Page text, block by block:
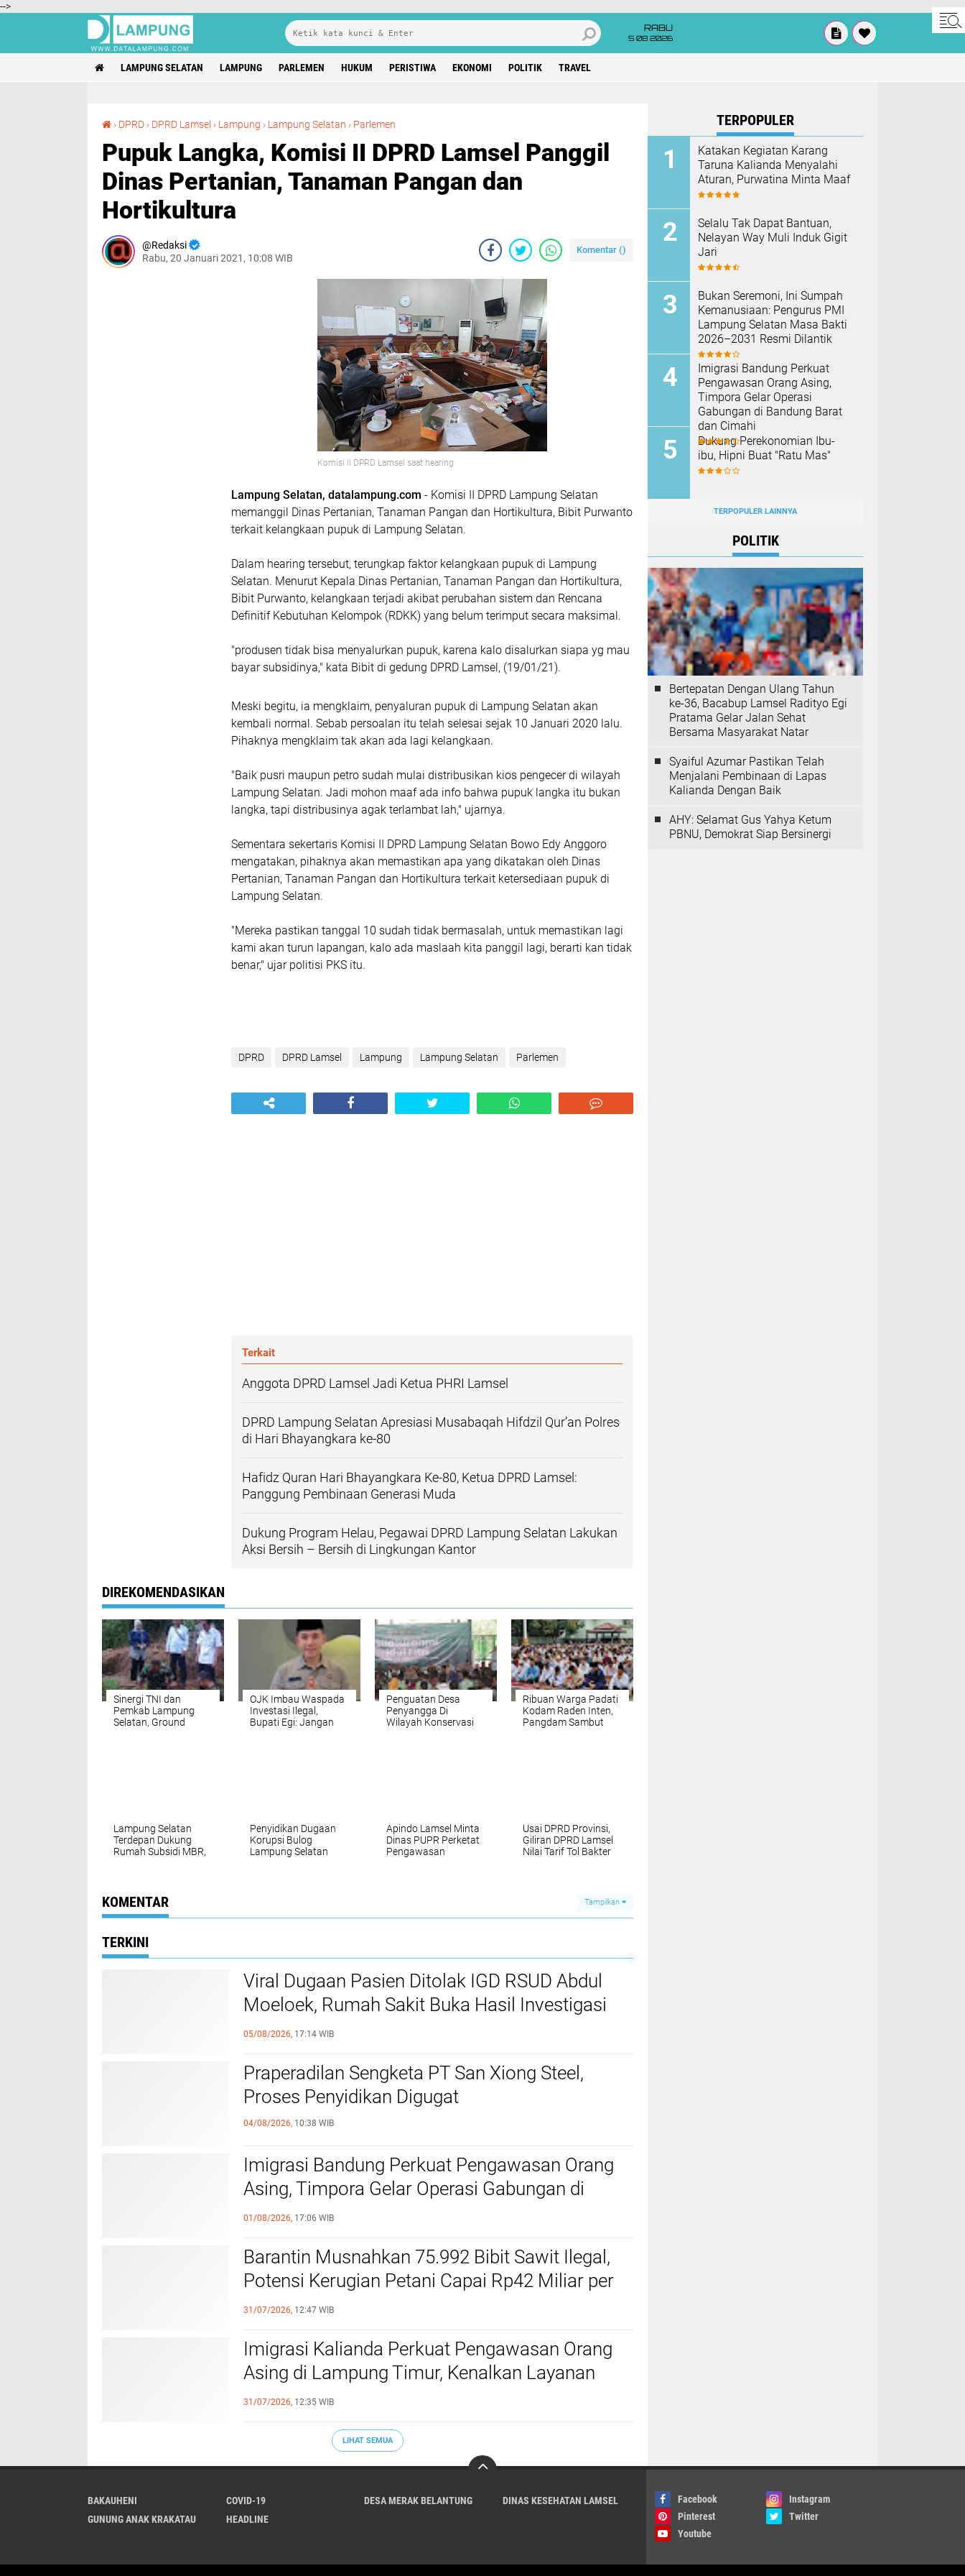
-->
RABU
5 08 2026
LAMPUNG SELATAN LAMPUNG PARLEMEN HUKUM PERISTIWA EKONOMI POLITIK TRAVEL
› DPRD › DPRD Lamsel › Lampung › Lampung Selatan › Parlemen
Pupuk Langka, Komisi II DPRD Lamsel Panggil
Dinas Pertanian, Tanaman Pangan dan
Hortikultura
Redaksi
Rabu, 20 Januari 2021, 10:08 WIB
Komentar ()
Komisi II DPRD Lamsel saat hearing
Lampung Selatan, datalampung.com - Komisi II DPRD Lampung Selatan
memanggil Dinas Pertanian, Tanaman Pangan dan Hortikultura, Bibit Purwanto
terkait kelangkaan pupuk di Lampung Selatan.
Dalam hearing tersebut, terungkap faktor kelangkaan pupuk di Lampung
Selatan. Menurut Kepala Dinas Pertanian, Tanaman Pangan dan Hortikultura,
Bibit Purwanto, kelangkaan terjadi akibat perubahan sistem dan Rencana
Definitif Kebutuhan Kelompok (RDKK) yang belum terimput secara maksimal.
"produsen tidak bisa menyalurkan pupuk, karena kalo disalurkan siapa yg mau
bayar subsidinya," kata Bibit di gedung DPRD Lamsel, (19/01/21).
Meski begitu, ia mengklaim, penyaluran pupuk di Lampung Selatan akan
kembali normal. Sebab persoalan itu telah selesai sejak 10 Januari 2020 lalu.
Pihaknya mengklaim tak akan ada lagi kelangkaan.
"Baik pusri maupun petro sudah mulai distribusikan kios pengecer di wilayah
Lampung Selatan. Jadi mohon maaf ada info bahwa pupuk langka itu bukan
langka, tapi distribusinya agak terlambat lah," ujarnya.
Sementara sekertaris Komisi II DPRD Lampung Selatan Bowo Edy Anggoro
mengatakan, pihaknya akan memastikan apa yang dikatakan oleh Dinas
Pertanian, Tanaman Pangan dan Hortikultura terkait ketersediaan pupuk di
Lampung Selatan.
"Mereka pastikan tanggal 10 sudah tidak bermasalah, untuk memastikan lagi
kami akan turun lapangan, kalo ada maslaah kita panggil lagi, berarti kan tidak
benar," ujar politisi PKS itu.
DPRD DPRD Lamsel Lampung Lampung Selatan Parlemen
Terkait
Anggota DPRD Lamsel Jadi Ketua PHRI Lamsel
DPRD Lampung Selatan Apresiasi Musabaqah Hifdzil Qur’an Polres
di Hari Bhayangkara ke-80
Hafidz Quran Hari Bhayangkara Ke-80, Ketua DPRD Lamsel:
Panggung Pembinaan Generasi Muda
Dukung Program Helau, Pegawai DPRD Lampung Selatan Lakukan
Aksi Bersih – Bersih di Lingkungan Kantor
DIREKOMENDASIKAN
Sinergi TNI dan
Pemkab Lampung
Selatan, Ground
OJK Imbau Waspada
Investasi Ilegal,
Bupati Egi: Jangan
Penguatan Desa
Penyangga Di
Wilayah Konservasi
Ribuan Warga Padati
Kodam Raden Inten,
Pangdam Sambut
Lampung Selatan
Terdepan Dukung
Rumah Subsidi MBR,
Penyidikan Dugaan
Korupsi Bulog
Lampung Selatan
Apindo Lamsel Minta
Dinas PUPR Perketat
Pengawasan
Usai DPRD Provinsi,
Giliran DPRD Lamsel
Nilai Tarif Tol Bakter
KOMENTAR Tampilkan
TERKINI
Viral Dugaan Pasien Ditolak IGD RSUD Abdul
Moeloek, Rumah Sakit Buka Hasil Investigasi
Internal
05/08/2026, 17:14 WIB
Praperadilan Sengketa PT San Xiong Steel,
Proses Penyidikan Digugat
04/08/2026, 10:38 WIB
Imigrasi Bandung Perkuat Pengawasan Orang
Asing, Timpora Gelar Operasi Gabungan di
Bandung Barat dan Cimahi
01/08/2026, 17:06 WIB
Barantin Musnahkan 75.992 Bibit Sawit Ilegal,
Potensi Kerugian Petani Capai Rp42 Miliar per
Tahun
31/07/2026, 12:47 WIB
Imigrasi Kalianda Perkuat Pengawasan Orang
Asing di Lampung Timur, Kenalkan Layanan
Data Keimigrasian
31/07/2026, 12:35 WIB
LIHAT SEMUA
TERPOPULER
Katakan Kegiatan Karang
Taruna Kalianda Menyalahi
Aturan, Purwatina Minta Maaf
Selalu Tak Dapat Bantuan,
Nelayan Way Muli Induk Gigit
Jari
Bukan Seremoni, Ini Sumpah
Kemanusiaan: Pengurus PMI
Lampung Selatan Masa Bakti
2026–2031 Resmi Dilantik
Imigrasi Bandung Perkuat
Pengawasan Orang Asing,
Timpora Gelar Operasi
Gabungan di Bandung Barat
dan Cimahi
Dukung Perekonomian Ibu-
ibu, Hipni Buat "Ratu Mas"
TERPOPULER LAINNYA
POLITIK
Bertepatan Dengan Ulang Tahun
ke-36, Bacabup Lamsel Radityo Egi
Pratama Gelar Jalan Sehat
Bersama Masyarakat Natar
Syaiful Azumar Pastikan Telah
Menjalani Pembinaan di Lapas
Kalianda Dengan Baik
AHY: Selamat Gus Yahya Ketum
PBNU, Demokrat Siap Bersinergi
BAKAUHENI COVID-19 DESA MERAK BELANTUNG
DINAS KESEHATAN LAMSEL
GUNUNG ANAK KRAKATAU
HEADLINE
Facebook
Instagram
Pinterest
Twitter
Youtube